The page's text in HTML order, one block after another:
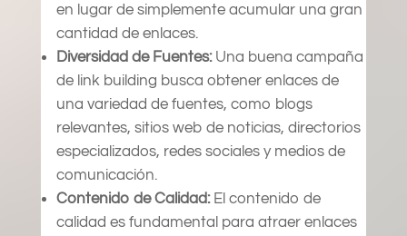
en lugar de simplemente acumular una gran
cantidad de enlaces.
Diversidad de Fuentes:Una buena campaña
de link building busca obtener enlaces de
una variedad de fuentes, como blogs
relevantes, sitios web de noticias, directorios
especializados, redes sociales y medios de
comunicación.
Contenido de Calidad:El contenido de
calidad es fundamental para atraer enlaces